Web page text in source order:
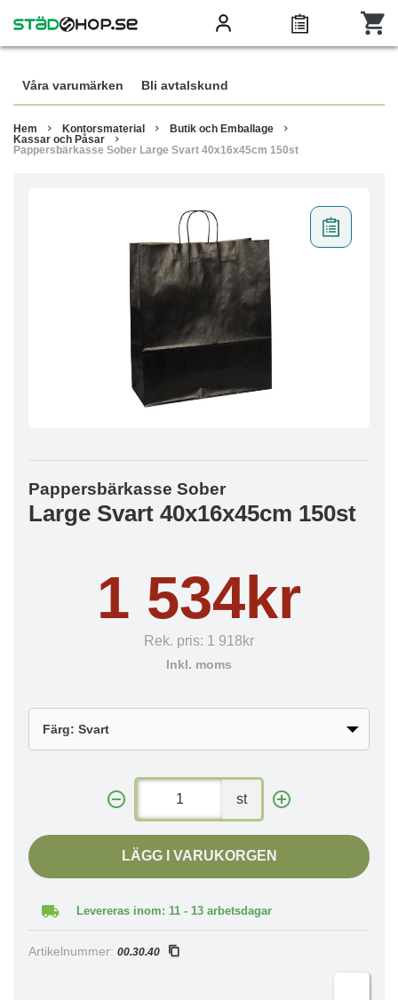
Våra varumärken Bli avtalskund
Hem Kontorsmaterial
Butik och Emballage
Kassar och Påsar
Pappersbärkasse Sober Large Svart 40x16x45cm 150st
Pappersbärkasse Sober
Large Svart 40x16x45cm 150st
1 534kr
Rek. pris: 1 918kr
Inkl. moms
st
LÄGG I VARUKORGEN
Levereras inom: 11 - 13 arbetsdagar
Artikelnummer: 00.30.40